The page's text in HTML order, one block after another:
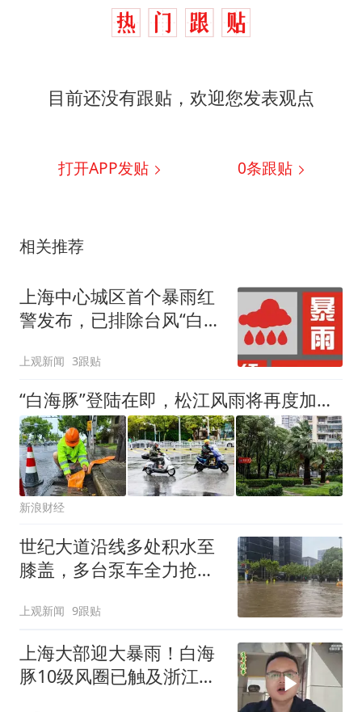
目前还没有跟贴，欢迎您发表观点
打开APP发贴 0条跟贴
相关推荐
上海中心城区首个暴雨红
警发布，已排除台风“白海
上观新闻 3跟贴
“白海豚”登陆在即，松江风雨将再度加强！明天凌晨至早高峰局部雨量可达140～160毫米
新浪财经
世纪大道沿线多处积水至
膝盖，多台泵车全力抢
近出行
上观新闻 9跟贴
上海大部迎大暴雨！白海
豚10级风圈已触及浙江台